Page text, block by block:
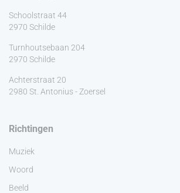
Schoolstraat 44
2970 Schilde
Turnhoutsebaan 204
2970 Schilde
Achterstraat 20
2980 St. Antonius - Zoersel
Richtingen
Muziek
Woord
Beeld